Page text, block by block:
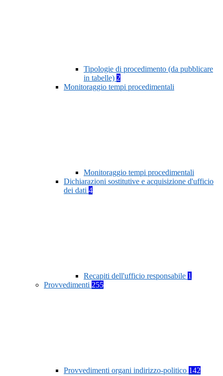
Tipologie di procedimento (da pubblicare
in tabelle) 2
Monitoraggio tempi procedimentali
Monitoraggio tempi procedimentali
Dichiarazioni sostitutive e acquisizione d'ufficio
dei dati 4
Recapiti dell'ufficio responsabile 1
Provvedimenti 255
Provvedimenti organi indirizzo-politico 142